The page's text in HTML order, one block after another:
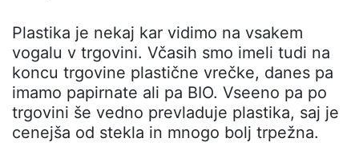
Plastika je nekaj kar vidimo na vsakem
vogalu v trgovini. Včasih smo imeli tudi na
koncu trgovine plastične vrečke, danes pa
imamo papirnate ali pa BIO. Vseeno pa po
trgovini še vedno prevladuje plastika, saj je
cenejša od stekla in mnogo bolj trpežna.